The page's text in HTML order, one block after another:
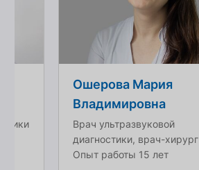
Ошерова Мария
Владимировна
Врач ультразвуковой
диагностики, врач-хирург
Опыт работы 15 лет